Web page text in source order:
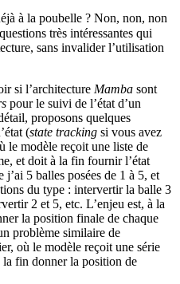
à la poubelle ? Non, non, non
très intéressantes qui
sans invalider l’utilisation
si l’architecture Mamba sont
pour le suivi de l’état d’un
proposons quelques
(state tracking si vous avez
le modèle reçoit une liste de
et doit à la fin fournir l’état
5 balles posées de 1 à 5, et
du type : intervertir la balle 3
2 et 5, etc. L’enjeu est, à la
la position finale de chaque
problème similaire de
où le modèle reçoit une série
la fin donner la position de